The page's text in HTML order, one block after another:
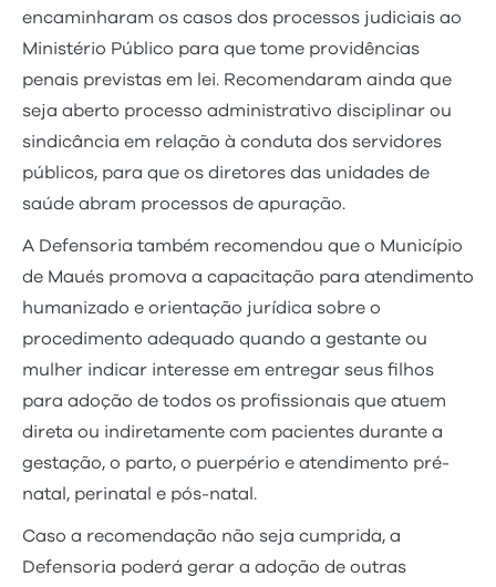
encaminharam os casos dos processos judiciais ao
Ministério Público para que tome providências
penais previstas em lei. Recomendaram ainda que
seja aberto processo administrativo disciplinar ou
sindicância em relação à conduta dos servidores
públicos, para que os diretores das unidades de
saúde abram processos de apuração.
A Defensoria também recomendou que o Município
de Maués promova a capacitação para atendimento
humanizado e orientação jurídica sobre o
procedimento adequado quando a gestante ou
mulher indicar interesse em entregar seus filhos
para adoção de todos os profissionais que atuem
direta ou indiretamente com pacientes durante a
gestação, o parto, o puerpério e atendimento pré-
natal, perinatal e pós-natal.
Caso a recomendação não seja cumprida, a
Defensoria poderá gerar a adoção de outras